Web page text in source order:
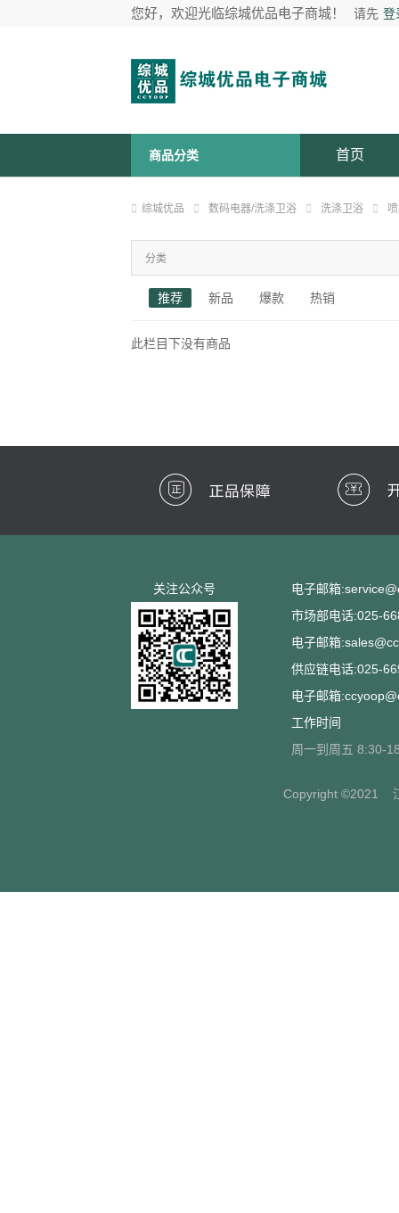
您好，欢迎光临综城优品电子商城！ 请先 登
商品分类 首页
综城优品 数码电器/洗涤卫浴 洗涤卫浴
分类
推荐 新品 爆款 热销
此栏目下没有商品
关注公众号
电子邮箱
市场部电话:025-
电子邮箱
供应链电话:025-
电子邮箱
工作时间
周一到周五 8:30-
Copyright ©2021